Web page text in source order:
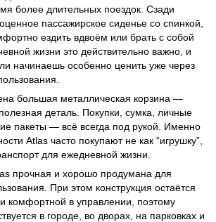
более длительных поездок. Сзади
пассажирское сиденье со спинкой,
ездить вдвоём или брать с собой
жизни это действительно важно, и
начинаешь особенно ценить уже через
большая металлическая корзина —
деталь. Покупки, сумка, личные
пакеты — всё всегда под рукой. Именно
Atlas часто покупают не как “игрушку”,
для ежедневной жизни.
прочная и хорошо продумана для
При этом конструкция остаётся
и комфортной в управлении, поэтому
в городе, во дворах, на парковках и